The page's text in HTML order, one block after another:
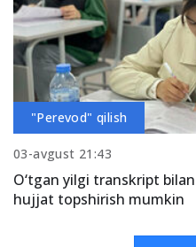
"Perevod" qilish
03-avgust 21:43
O‘tgan yilgi transkript
hujjat topshirish mumkin